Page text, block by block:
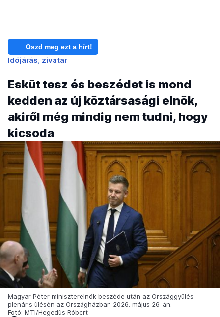
Oszd meg ezt a hírt!
Időjárás zivatar
Esküt tesz és beszédet is mond
kedden az új köztársasági elnök,
akiről még mindig nem tudni, hogy
kicsoda
Magyar Péter miniszterelnök beszéde után az Országgyűlés
plenáris ülésén az Országházban 2026. május 26-án.
Fotó: MTI/Hegedüs Róbert